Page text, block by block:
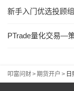
新手入门优选投顾
叩富问财>期货开户 >